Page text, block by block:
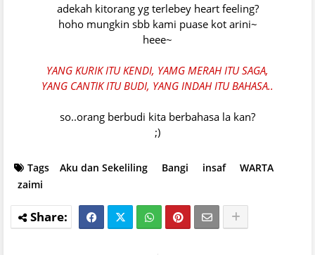
adekah kitorang yg terlebey heart feeling?
hoho mungkin sbb kami puase kot arini~
heee~
YANG KURIK ITU KENDI, YAMG MERAH ITU SAGA,
YANG CANTIK ITU BUDI, YANG INDAH ITU BAHASA..
so..orang berbudi kita berbahasa la kan?
;)
Tags Aku dan Sekeliling Bangi insaf
WARTA
zaimi